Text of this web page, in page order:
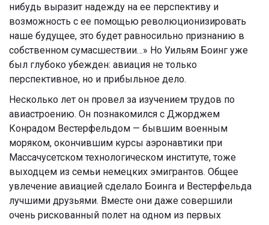
нибудь выразит надежду на ее перспективу и
возможность с ее помощью революционизировать
наше будущее, это будет равносильно признанию в
собственном сумасшествии…» Но Уильям Боинг уже
был глубоко убежден: авиация не только
перспективное, но и прибыльное дело.
Несколько лет он провел за изучением трудов по
авиастроению. Он познакомился с Джорджем
Конрадом Вестерфельдом — бывшим военным
моряком, окончившим курсы аэронавтики при
Массачусетском технологическом институте, тоже
выходцем из семьи немецких эмигрантов. Общее
увлечение авиацией сделало Боинга и Вестерфельда
лучшими друзьями. Вместе они даже совершили
очень рискованный полет на одном из первых